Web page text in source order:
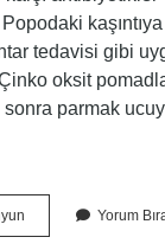
tedavisi gibi
oksit
sonra parmak
Travazol
Krem
Yorum